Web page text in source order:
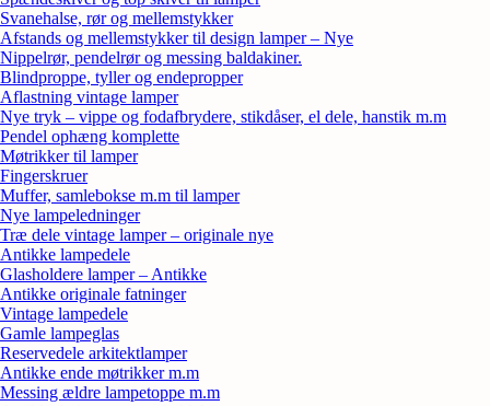
Svanehalse, rør og mellemstykker
Afstands og mellemstykker til design lamper – Nye
Nippelrør, pendelrør og messing baldakiner.
Blindproppe, tyller og endepropper
Aflastning vintage lamper
Nye tryk – vippe og fodafbrydere, stikdåser, el dele, hanstik m.m
Pendel ophæng komplette
Møtrikker til lamper
Fingerskruer
Muffer, samlebokse m.m til lamper
Nye lampeledninger
Træ dele vintage lamper – originale nye
Antikke lampedele
Glasholdere lamper – Antikke
Antikke originale fatninger
Vintage lampedele
Gamle lampeglas
Reservedele arkitektlamper
Antikke ende møtrikker m.m
Messing ældre lampetoppe m.m